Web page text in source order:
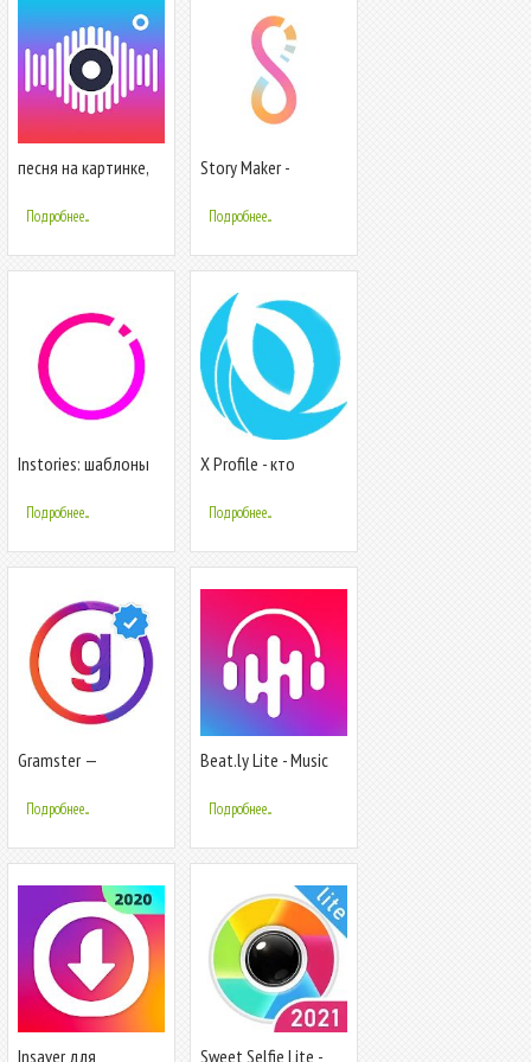
песня на картинке,
insta
Подробнее...
Story Maker -
инстаграм
Подробнее...
Instories: шаблоны
инстаграм
Подробнее...
X Profile - кто
инстаграм
Подробнее...
Gramster —
+ Скачать историю
Подробнее...
Beat.ly Lite - Music
Effects
Подробнее...
Insaver для
Sweet Selfie Lite -